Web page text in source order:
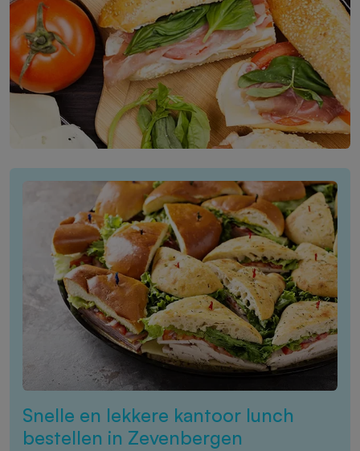
Snelle en lekkere kantoor lunch
bestellen in Zevenbergen